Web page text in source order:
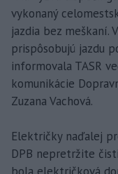
vykonaný
jazdia bez meškaní.
prispôsobujú jazdu
informovala TASR
komunikácie
Zuzana Vachová.
Električky naďalej
DPB nepretržite